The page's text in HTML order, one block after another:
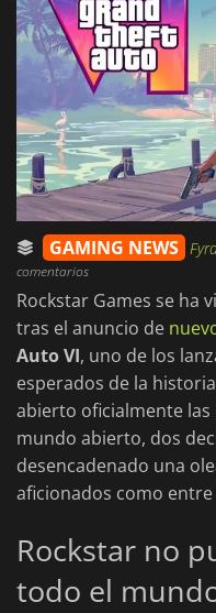
GAMING NEWS
comentarios
Rockstar Games se ha
tras el anuncio de
Auto VI, uno de los
esperados de la
abierto oficialmente
mundo abierto, dos
desencadenado una
aficionados como
Rockstar no
todo el